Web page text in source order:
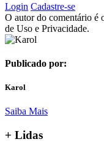
Login Cadastre-se
O autor do comentário é
de Uso e Privacidade.
Publicado por:
Karol
Saiba Mais
+ Lidas